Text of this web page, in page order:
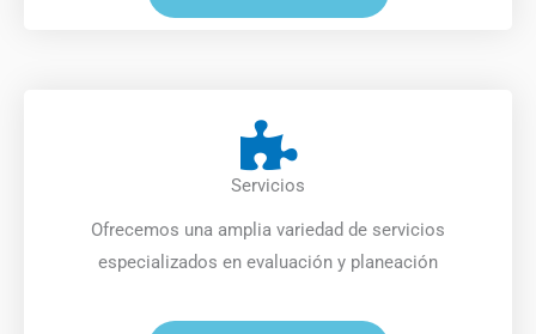
Servicios
Ofrecemos una amplia variedad de servicios
especializados en evaluación y planeación